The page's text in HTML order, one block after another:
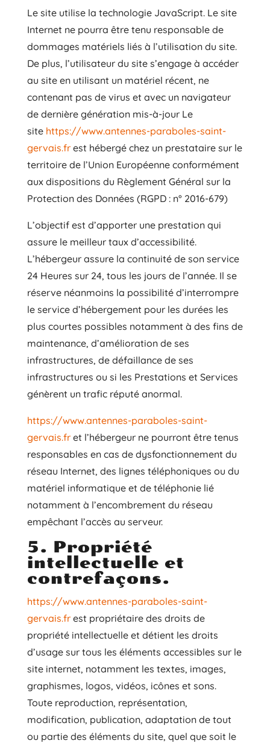
Le site utilise la technologie JavaScript. Le site
Internet ne pourra être tenu responsable de
dommages matériels liés à l’utilisation du site.
De plus, l’utilisateur du site s’engage à accéder
au site en utilisant un matériel récent, ne
contenant pas de virus et avec un navigateur
de dernière génération mis-à-jour Le
site https://www.antennes-paraboles-saint-
gervais.fr est hébergé chez un prestataire sur le
territoire de l’Union Européenne conformément
aux dispositions du Règlement Général sur la
Protection des Données (RGPD : n° 2016-679)
L’objectif est d’apporter une prestation qui
assure le meilleur taux d’accessibilité.
L’hébergeur assure la continuité de son service
24 Heures sur 24, tous les jours de l’année. Il se
réserve néanmoins la possibilité d’interrompre
le service d’hébergement pour les durées les
plus courtes possibles notamment à des fins de
maintenance, d’amélioration de ses
infrastructures, de défaillance de ses
infrastructures ou si les Prestations et Services
génèrent un trafic réputé anormal.
https://www.antennes-paraboles-saint-
gervais.fr et l’hébergeur ne pourront être tenus
responsables en cas de dysfonctionnement du
réseau Internet, des lignes téléphoniques ou du
matériel informatique et de téléphonie lié
notamment à l’encombrement du réseau
empêchant l’accès au serveur.
5. Propriété
intellectuelle et
contrefaçons.
https://www.antennes-paraboles-saint-
gervais.fr est propriétaire des droits de
propriété intellectuelle et détient les droits
d’usage sur tous les éléments accessibles sur le
site internet, notamment les textes, images,
graphismes, logos, vidéos, icônes et sons.
Toute reproduction, représentation,
modification, publication, adaptation de tout
ou partie des éléments du site, quel que soit le